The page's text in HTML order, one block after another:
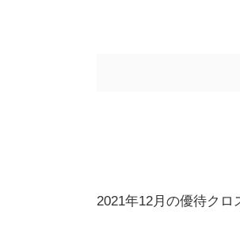
2021年12月の優待ク